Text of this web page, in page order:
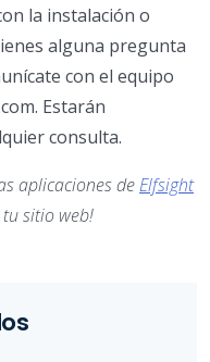
la instalación o
alguna pregunta
con el equipo
Estarán
consulta.
aplicaciones deElfsight
sitio web!